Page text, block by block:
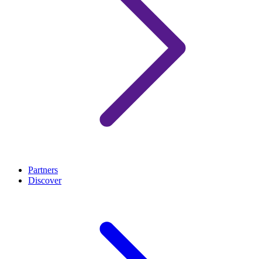
Partners
Discover